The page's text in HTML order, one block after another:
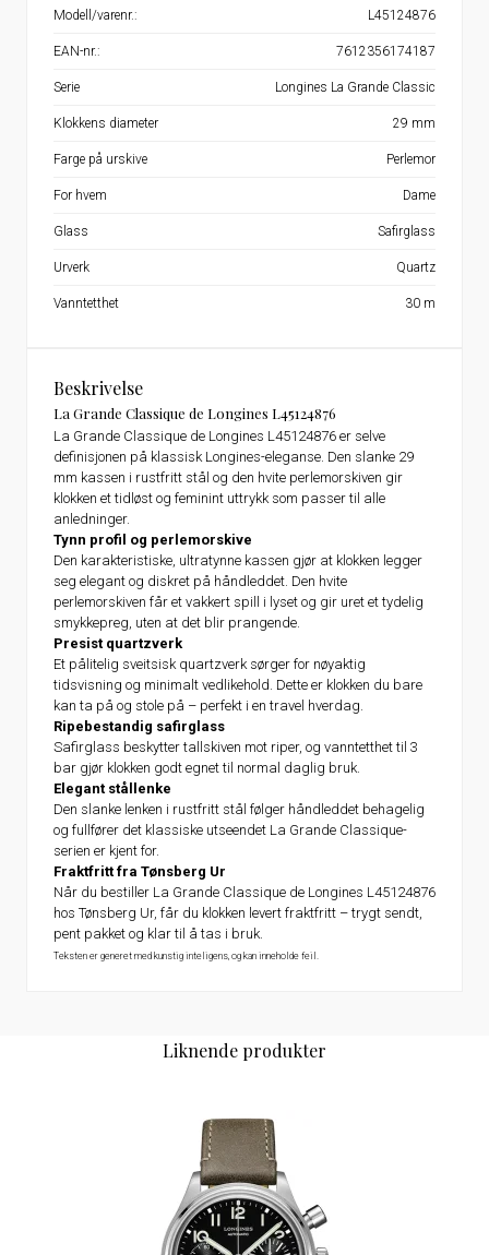
Beskrivelse
La Grande Classique de Longines L45124876
La Grande Classique de Longines L45124876 er selve
definisjonen på klassisk Longines-eleganse. Den slanke 29
mm kassen i rustfritt stål og den hvite perlemorskiven gir
klokken et tidløst og feminint uttrykk som passer til alle
anledninger.
Tynn profil og perlemorskive
Den karakteristiske, ultratynne kassen gjør at klokken legger
seg elegant og diskret på håndleddet. Den hvite
perlemorskiven får et vakkert spill i lyset og gir uret et tydelig
smykkepreg, uten at det blir prangende.
Presist quartzverk
Et pålitelig sveitsisk quartzverk sørger for nøyaktig
tidsvisning og minimalt vedlikehold. Dette er klokken du bare
kan ta på og stole på – perfekt i en travel hverdag.
Ripebestandig safirglass
Safirglass beskytter tallskiven mot riper, og vanntetthet til 3
bar gjør klokken godt egnet til normal daglig bruk.
Elegant stållenke
Den slanke lenken i rustfritt stål følger håndleddet behagelig
og fullfører det klassiske utseendet La Grande Classique-
serien er kjent for.
Fraktfritt fra Tønsberg Ur
Når du bestiller La Grande Classique de Longines L45124876
hos Tønsberg Ur, får du klokken levert fraktfritt – trygt sendt,
pent pakket og klar til å tas i bruk.
Teksten er generet med kunstig inteligens, og kan inneholde feil.
Modell/varenr.: L45124876
EAN-nr.: 7612356174187
Serie Longines La Grande Classic
Klokkens diameter 29 mm
Farge på urskive Perlemor
For hvem Dame
Glass Safirglass
Urverk Quartz
Vanntetthet 30 m
Liknende produkter